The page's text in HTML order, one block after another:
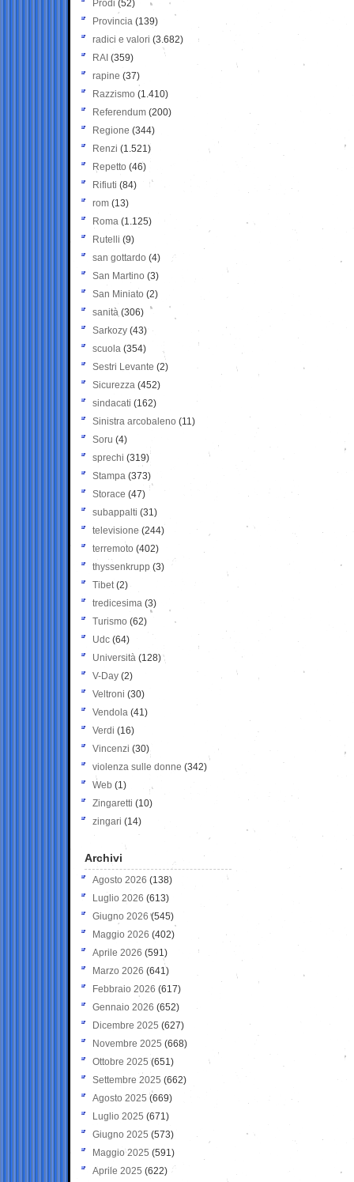
Prodi (52)
Provincia (139)
radici e valori (3.682)
RAI (359)
rapine (37)
Razzismo (1.410)
Referendum (200)
Regione (344)
Renzi (1.521)
Repetto (46)
Rifiuti (84)
rom (13)
Roma (1.125)
Rutelli (9)
san gottardo (4)
San Martino (3)
San Miniato (2)
sanità (306)
Sarkozy (43)
scuola (354)
Sestri Levante (2)
Sicurezza (452)
sindacati (162)
Sinistra arcobaleno (11)
Soru (4)
sprechi (319)
Stampa (373)
Storace (47)
subappalti (31)
televisione(244)
terremoto (402)
thyssenkrupp (3)
Tibet(2)
tredicesima (3)
Turismo (62)
Udc (64)
Università (128)
V-Day (2)
Veltroni (30)
Vendola (41)
Verdi (16)
Vincenzi (30)
violenza sulle donne (342)
Web (1)
Zingaretti (10)
zingari (14)
Archivi
Agosto 2026 (138)
Luglio 2026 (613)
Giugno 2026 (545)
Maggio 2026 (402)
Aprile 2026 (591)
Marzo 2026 (641)
Febbraio 2026 (617)
Gennaio 2026 (652)
Dicembre 2025 (627)
Novembre 2025 (668)
Ottobre 2025 (651)
Settembre 2025 (662)
Agosto 2025 (669)
Luglio 2025 (671)
Giugno 2025 (573)
Maggio 2025 (591)
Aprile 2025 (622)